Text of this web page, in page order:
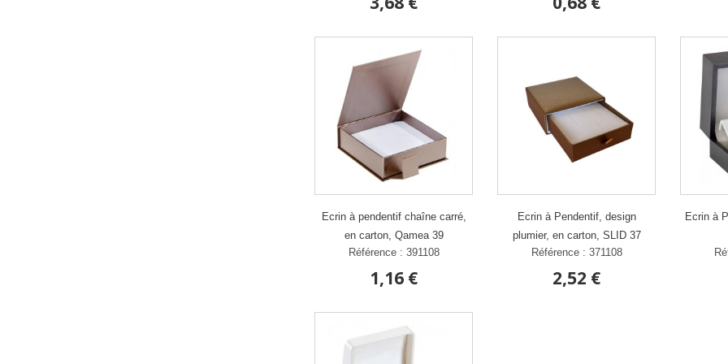
Ecrin à pendentif chaîne carré,
en carton, Qamea 39
Référence : 391108
1,16 €
Ecrin à Pendentif, design
plumier, en carton, SLID 37
Référence : 371108
2,52 €
Ecrin à